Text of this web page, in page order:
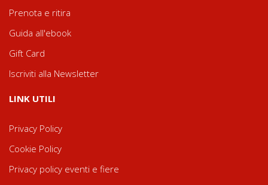
Prenota e ritira
Guida all'ebook
Gift Card
Iscriviti alla Newsletter
LINK UTILI
Privacy Policy
Cookie Policy
Privacy policy eventi e fiere